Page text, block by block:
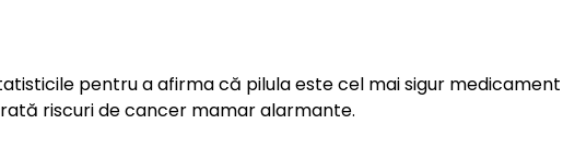
pentru a afirma că pilula este cel mai sigur medicament
riscuri de cancer mamar alarmante.